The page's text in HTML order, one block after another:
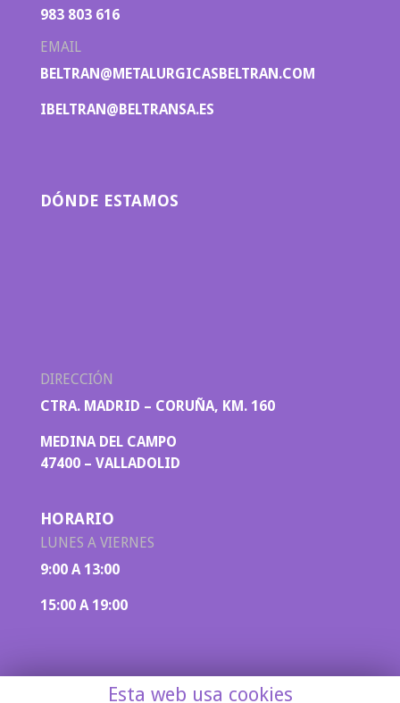
983 803 616
EMAIL
BELTRAN@METALURGICASBELTRAN.COM
IBELTRAN@BELTRANSA.ES
DÓNDE ESTAMOS
DIRECCIÓN
CTRA. MADRID – CORUÑA, KM. 160
MEDINA DEL CAMPO
47400 – VALLADOLID
HORARIO
LUNES A VIERNES
9:00 A 13:00
15:00 A 19:00
Esta web usa cookies